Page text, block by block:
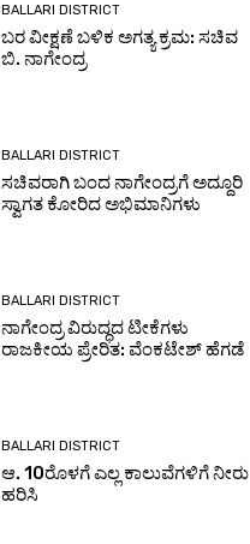
BALLARI DISTRICT
ಬರ ವೀಕ್ಷಣೆ ಬಳಿಕ ಅಗತ್ಯ ಕ್ರಮ: ಸಚಿವ
ಬಿ. ನಾಗೇಂದ್ರ
BALLARI DISTRICT
ಸಚಿವರಾಗಿ ಬಂದ ನಾಗೇಂದ್ರಗೆ ಅದ್ದೂರಿ
ಸ್ವಾಗತ ಕೋರಿದ ಅಭಿಮಾನಿಗಳು
BALLARI DISTRICT
ನಾಗೇಂದ್ರ ವಿರುದ್ಧದ ಟೀಕೆಗಳು
ರಾಜಕೀಯ ಪ್ರೇರಿತ: ವೆಂಕಟೇಶ್ ಹೆಗಡೆ
BALLARI DISTRICT
ಆ. 10ರೊಳಗೆ ಎಲ್ಲ ಕಾಲುವೆಗಳಿಗೆ ನೀರು
ಹರಿಸಿ